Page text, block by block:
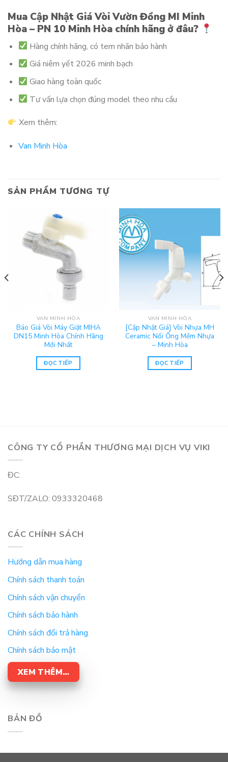
Mua Cập Nhật Giá Vòi Vườn Đồng MI Minh
Hòa – PN 10 Minh Hòa chính hãng ở đâu?
Hàng chính hãng, có tem nhãn bảo hành
Giá niêm yết 2026 minh bạch
Giao hàng toàn quốc
Tư vấn lựa chọn đúng model theo nhu cầu
Xem thêm:
Van Minh Hòa
SẢN PHẨM TƯƠNG TỰ
VAN MINH HÒA
Báo Giá Vòi Máy Giặt MIHA
DN15 Minh Hòa Chính Hãng
Mới Nhất
ĐỌC TIẾP
VAN MINH HÒA
[Cập Nhật Giá] Vòi Nhựa MH
Ceramic Nối Ống Mềm Nhựa
– Minh Hòa
ĐỌC TIẾP
CÔNG TY CỔ PHẦN THƯƠNG MẠI DỊCH VỤ VIKI
ĐC:
SĐT/ZALO: 0933320468
CÁC CHÍNH SÁCH
Hướng dẫn mua hàng
Chính sách thanh toán
Chính sách vận chuyển
Chính sách bảo hành
Chính sách đổi trả hàng
Chính sách bảo mật
XEM THÊM…
BẢN ĐỒ